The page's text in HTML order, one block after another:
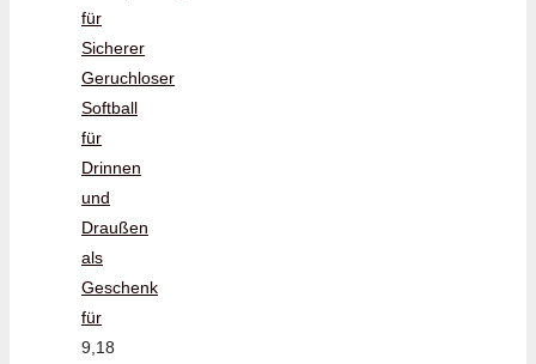
für
Sicherer
Geruchloser
Softball
für
Drinnen
und
Draußen
als
Geschenk
für
9,18